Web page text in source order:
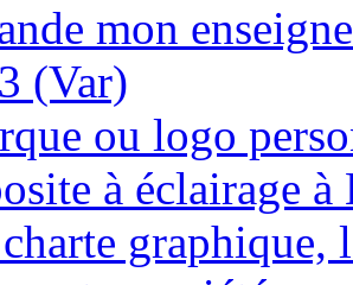
mon
(Var)
ou logo
à éclairage
graphique,